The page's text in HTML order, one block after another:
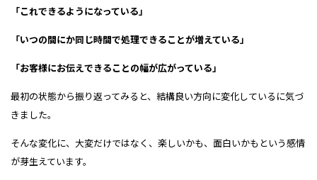
「これできるようになっている」
「いつの間にか同じ時間で処理できることが増えている」
「お客様にお伝えできることの幅が広がっている」
最初の状態から振り返ってみると、結構良い方向に変化しているに気づ
きました。
そんな変化に、大変だけではなく、楽しいかも、面白いかもという感情
が芽生えています。